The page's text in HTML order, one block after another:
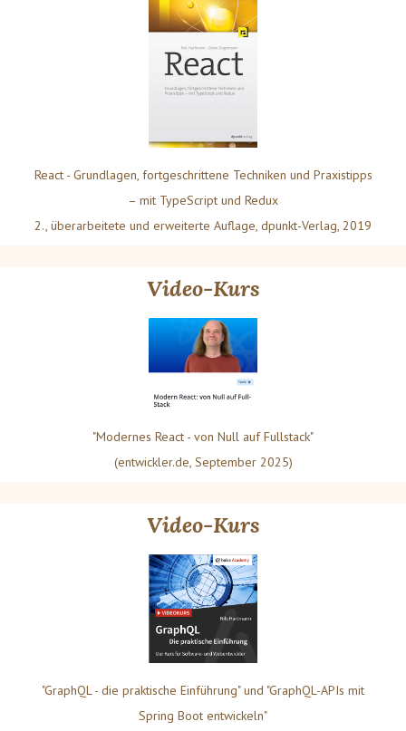
React - Grundlagen, fortgeschrittene Techniken und Praxistipps
– mit TypeScript und Redux
2., überarbeitete und erweiterte Auflage, dpunkt-Verlag, 2019
Video-Kurs
"Modernes React - von Null auf Fullstack"
(entwickler.de, September 2025)
Video-Kurs
"GraphQL - die praktische Einführung" und "GraphQL-APIs mit
Spring Boot entwickeln"